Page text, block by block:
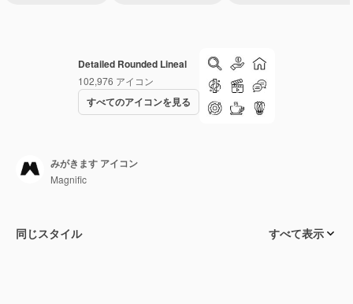
Detailed Rounded Lineal
102,976 アイコン
すべてのアイコンを見る
みがきます アイコン
Magnific
同じスタイル すべて表示